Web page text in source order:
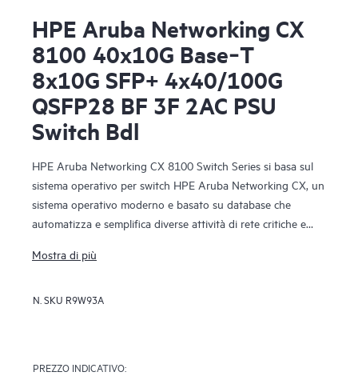
HPE Aruba Networking CX
8100 40x10G Base‑T
8x10G SFP+ 4x40/100G
QSFP28 BF 3F 2AC PSU
Switch Bdl
HPE Aruba Networking CX 8100 Switch Series si basa sul
sistema operativo per switch HPE Aruba Networking CX, un
sistema operativo moderno e basato su database che
automatizza e semplifica diverse attività di rete critiche e
forniscono un set esclusivo di elementi distintivi per gli
Mostra di più
N. SKU R9W93A
PREZZO INDICATIVO: